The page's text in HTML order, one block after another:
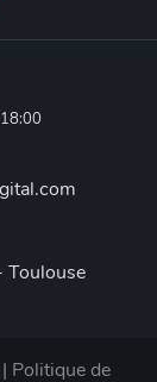
Toulouse
| Politique de